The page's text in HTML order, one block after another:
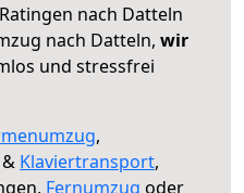
nach Datteln
nach Datteln, wir
und stressfrei
,
Klaviertransport,
Fernumzug oder